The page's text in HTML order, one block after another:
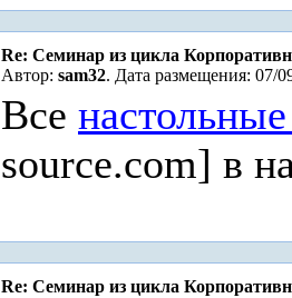
Re: Cеминар из цикла
Автор: sam32. Дата размещения: 07/
Все
source.com] в
Re: Cеминар из цикла